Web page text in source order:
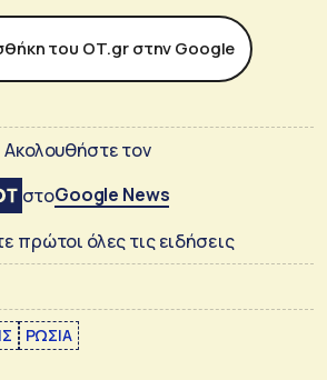
του ΟΤ.gr στην Google
Ακολουθήστε τον
στοGoogle News
πρώτοι όλες τις ειδήσεις
ΡΩΣΙΑ